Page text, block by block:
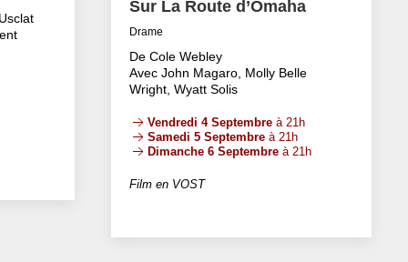
Sur La Route d’Omaha
Drame
De Cole Webley
Avec John Magaro, Molly Belle
Wright, Wyatt Solis
Vendredi 4 Septembre à 21h
Samedi 5 Septembre à 21h
Dimanche 6 Septembre à 21h
Film en VOST